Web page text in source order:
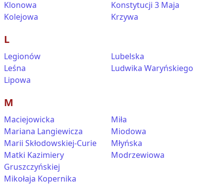
Klonowa
Kolejowa
Konstytucji 3 Maja
Krzywa
L
Legionów
Leśna
Lipowa
Lubelska
Ludwika Waryńskiego
M
Maciejowicka
Mariana Langiewicza
Marii Skłodowskiej-Curie
Matki Kazimiery
Gruszczyńskiej
Mikołaja Kopernika
Miła
Miodowa
Młyńska
Modrzewiowa